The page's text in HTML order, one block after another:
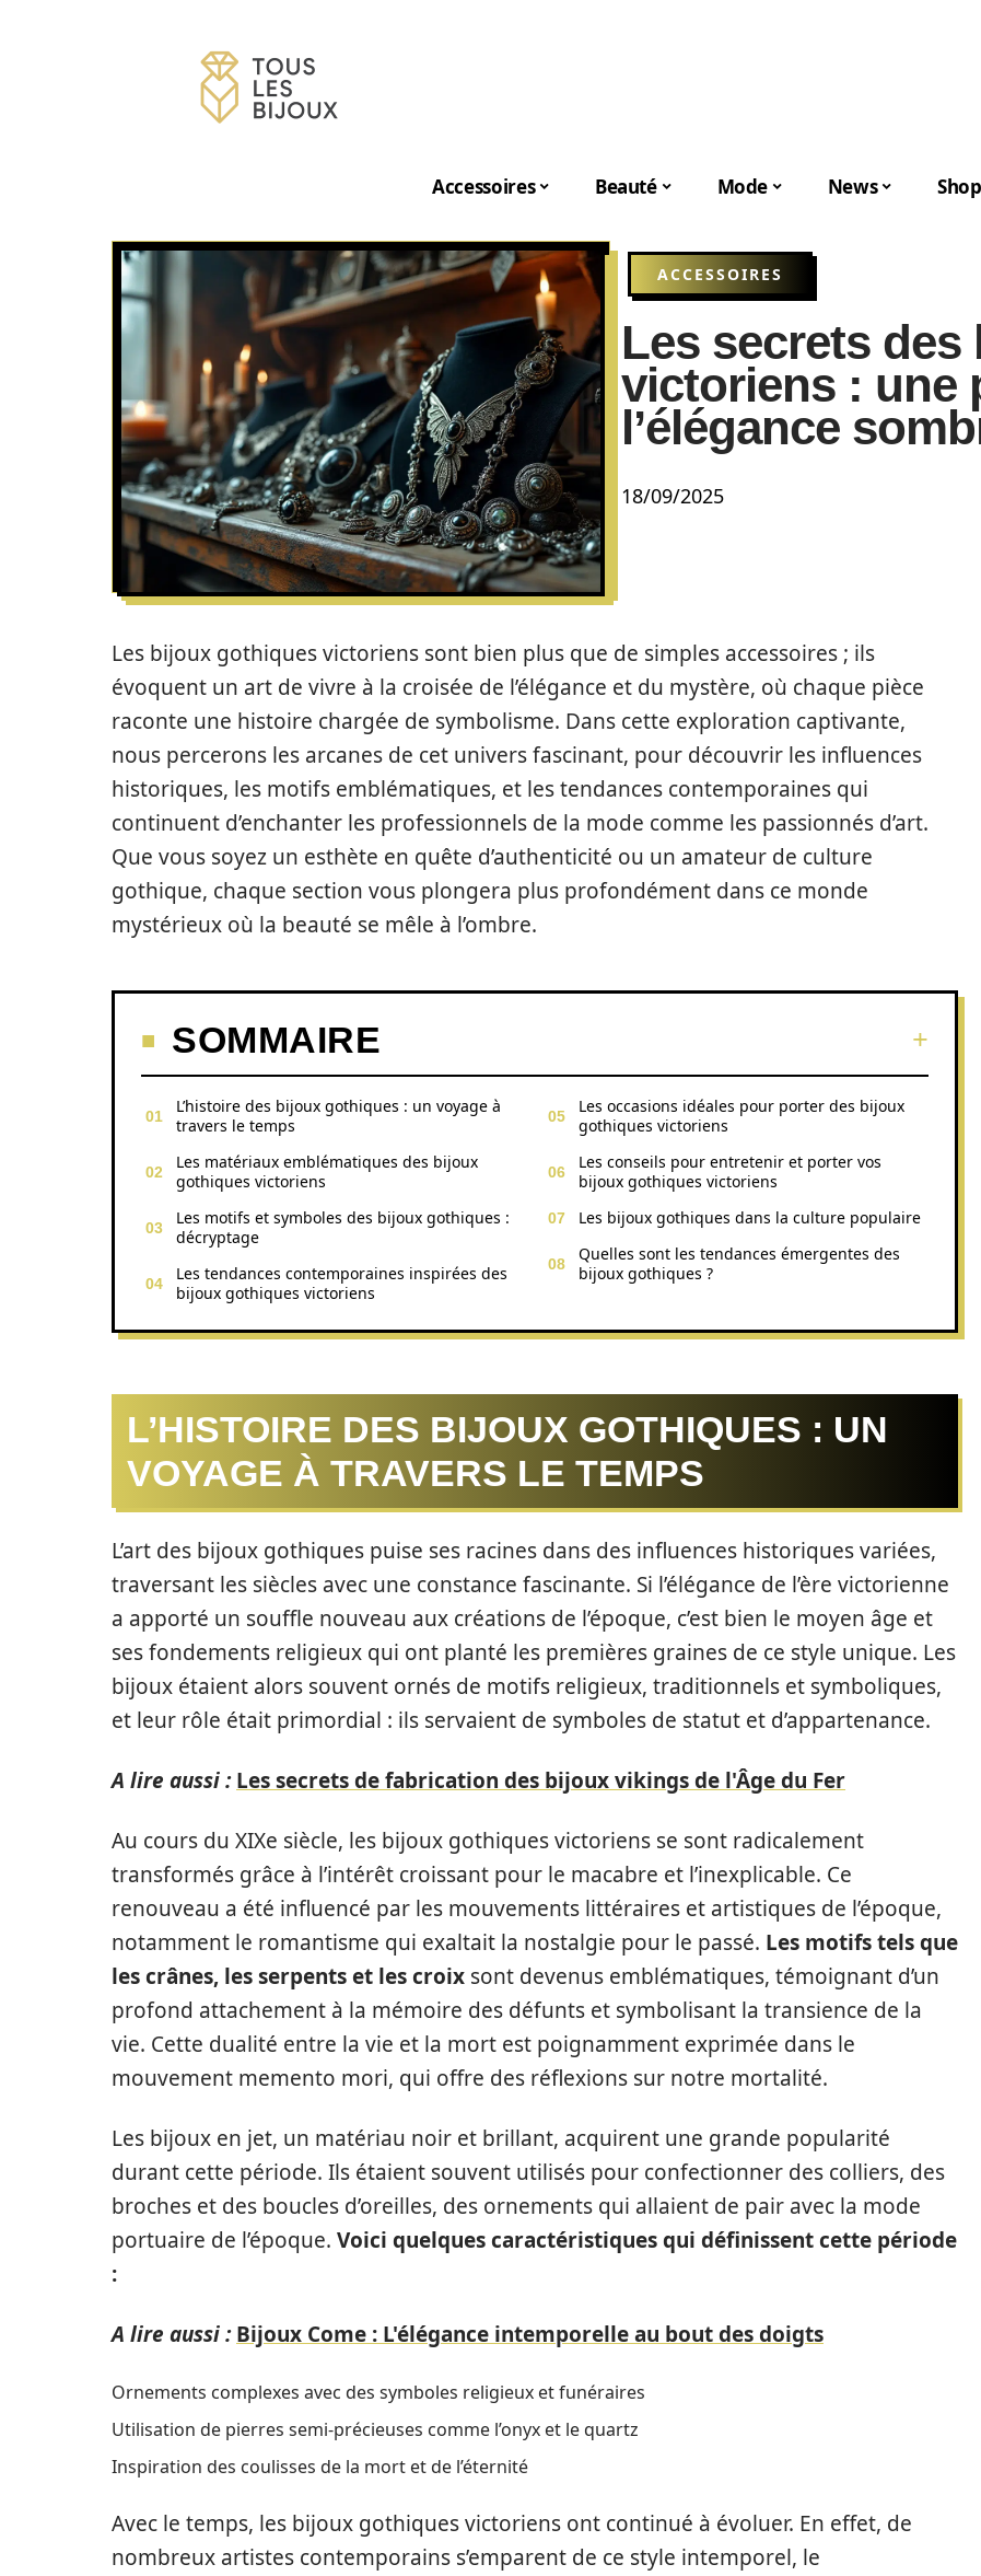
Accessoires Beauté Mode News
ACCESSOIRES
Les secrets
victoriens : une
l’élégance
18/09/2025
Les bijoux gothiques victoriens sont bien plus que de simples accessoires ; ils
évoquent un art de vivre à la croisée de l’élégance et du mystère, où chaque pièce
raconte une histoire chargée de symbolisme. Dans cette exploration captivante,
nous percerons les arcanes de cet univers fascinant, pour découvrir les influences
historiques, les motifs emblématiques, et les tendances contemporaines qui
continuent d’enchanter les professionnels de la mode comme les passionnés d’art.
Que vous soyez un esthète en quête d’authenticité ou un amateur de culture
gothique, chaque section vous plongera plus profondément dans ce monde
mystérieux où la beauté se mêle à l’ombre.
SOMMAIRE
L’histoire des bijoux gothiques : un voyage à
travers le temps
Les matériaux emblématiques des bijoux
gothiques victoriens
Les motifs et symboles des bijoux gothiques :
décryptage
Les tendances contemporaines inspirées des
bijoux gothiques victoriens
Les occasions idéales pour porter des bijoux
gothiques victoriens
Les conseils pour entretenir et porter vos
bijoux gothiques victoriens
Les bijoux gothiques dans la culture populaire
Quelles sont les tendances émergentes des
bijoux gothiques ?
L’HISTOIRE DES BIJOUX GOTHIQUES : UN
VOYAGE À TRAVERS LE TEMPS
L’art des bijoux gothiques puise ses racines dans des influences historiques variées,
traversant les siècles avec une constance fascinante. Si l’élégance de l’ère victorienne
a apporté un souffle nouveau aux créations de l’époque, c’est bien le moyen âge et
ses fondements religieux qui ont planté les premières graines de ce style unique. Les
bijoux étaient alors souvent ornés de motifs religieux, traditionnels et symboliques,
et leur rôle était primordial : ils servaient de symboles de statut et d’appartenance.
A lire aussi : Les secrets de fabrication des bijoux vikings de l'Âge du Fer
Au cours du XIXe siècle, les bijoux gothiques victoriens se sont radicalement
transformés grâce à l’intérêt croissant pour le macabre et l’inexplicable. Ce
renouveau a été influencé par les mouvements littéraires et artistiques de l’époque,
notamment le romantisme qui exaltait la nostalgie pour le passé. Les motifs tels que
les crânes, les serpents et les croix sont devenus emblématiques, témoignant d’un
profond attachement à la mémoire des défunts et symbolisant la transience de la
vie. Cette dualité entre la vie et la mort est poignamment exprimée dans le
mouvement memento mori, qui offre des réflexions sur notre mortalité.
Les bijoux en jet, un matériau noir et brillant, acquirent une grande popularité
durant cette période. Ils étaient souvent utilisés pour confectionner des colliers, des
broches et des boucles d’oreilles, des ornements qui allaient de pair avec la mode
portuaire de l’époque. Voici quelques caractéristiques qui définissent cette période
:
A lire aussi : Bijoux Come : L'élégance intemporelle au bout des doigts
Ornements complexes avec des symboles religieux et funéraires
Utilisation de pierres semi-précieuses comme l’onyx et le quartz
Inspiration des coulisses de la mort et de l’éternité
Avec le temps, les bijoux gothiques victoriens ont continué à évoluer. En effet, de
nombreux artistes contemporains s’emparent de ce style intemporel, le